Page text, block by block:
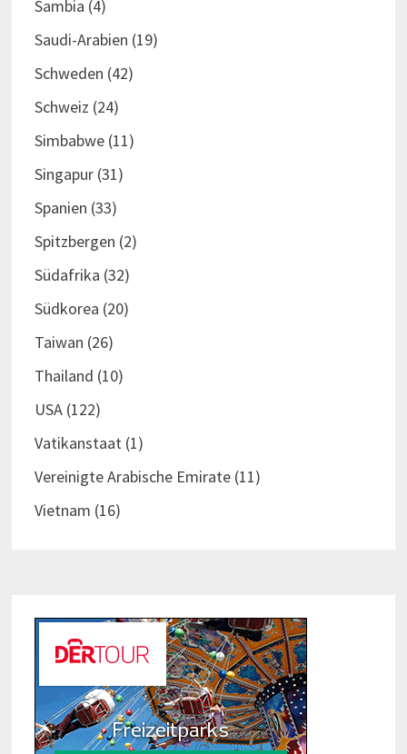
Sambia (4)
Saudi-Arabien (19)
Schweden (42)
Schweiz (24)
Simbabwe(11)
Singapur(31)
Spanien (33)
Spitzbergen (2)
Südafrika (32)
Südkorea (20)
Taiwan (26)
Thailand (10)
USA(122)
Vatikanstaat (1)
Vereinigte Arabische Emirate(11)
Vietnam (16)